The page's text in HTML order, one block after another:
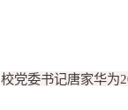
校党委书记唐家华为